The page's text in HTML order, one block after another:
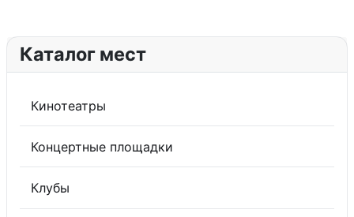
Каталог мест
Кинотеатры
Концертные площадки
Клубы